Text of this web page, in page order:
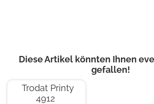
Diese Artikel könnten Ihnen
gefallen!
Trodat Printy
4912